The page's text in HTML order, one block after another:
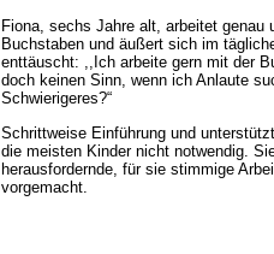
Fiona, sechs Jahre alt, arbeitet genau
Buchstaben und äußert sich im
enttäuscht: ,,Ich arbeite gern mit der
doch keinen Sinn, wenn ich Anlaute
Schwierigeres?“
Schrittweise Einführung und
die meisten Kinder nicht notwendig.
herausfordernde, für sie stimmige
vorgemacht.